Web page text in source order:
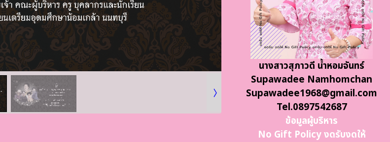
นางสาวสุภาวดี น้ำหอมจันทร์
Supawadee Namhomchan
Supawadee1968@gmail.com
Tel.0897542687
ข้อมูลผู้บริหาร
No Gift Policy งดรับงดให้